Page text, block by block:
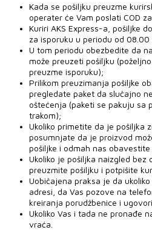
Kada se pošiljku preuzme
operater će Vam poslati COD
Kuriri AKS Express-a, pošiljke
za isporuku u periodu od
U tom periodu obezbedite da
može preuzeti pošiljku
preuzme isporuku);
Prilikom preuzimanja pošiljke
pregledate paket da slučajno
oštećenja (paketi se pakuju sa
trakom);
Ukoliko primetite da je pošiljka
posumnjate da je proizvod
pošiljke i odmah nas
Ukoliko je pošiljka naizgled bez
preuzmite pošiljku i potpišite
Uobičajena praksa je da
adresi, da Vas pozove na
kreiranja porudžbenice i
Ukoliko Vas i tada ne pronađe
vraća.